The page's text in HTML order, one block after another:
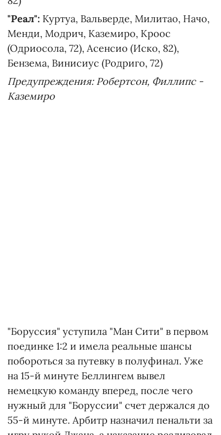
"Реал": Куртуа, Вальверде, Милитао, Начо,
Менди, Модрич, Каземиро, Кроос
(Одриосола, 72), Асенсио (Иско, 82),
Бензема, Винисиус (Родриго, 72)
Предупреждения: Робертсон, Филлипс -
Каземиро
"Боруссия" уступила "Ман Сити" в первом
поединке 1:2 и имела реальные шансы
побороться за путевку в полуфинал. Уже
на 15-й минуте Беллингем вывел
немецкую команду вперед, после чего
нужный для "Боруссии" счет держался до
55-й минуте. Арбитр назначил пенальти за